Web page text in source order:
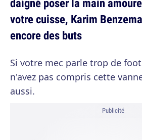
votre cuisse, Karim
encore des buts
Si votre mec parle trop de
n'avez pas compris cette
aussi.
Publicité